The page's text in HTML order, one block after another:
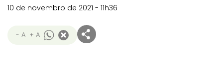
10 de novembro de 2021 - 11h36
- A + A